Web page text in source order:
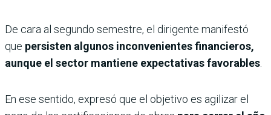
De cara al segundo semestre, el dirigente manifestó
que persisten algunos inconvenientes financieros,
aunque el sector mantiene expectativas favorables
En ese sentido, expresó que el objetivo es agilizar el